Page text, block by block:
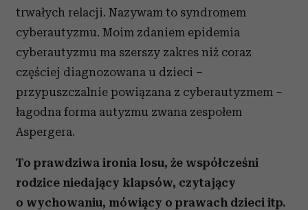
trwałych relacji. Nazywam to syndromem
cyberautyzmu. Moim zdaniem epidemia
cyberautyzmu ma szerszy zakres niż coraz
częściej diagnozowana u dzieci –
przypuszczalnie powiązana z cyberautyzmem –
łagodna forma autyzmu zwana zespołem
Aspergera.
To prawdziwa ironia losu, że współcześni
rodzice niedający klapsów, czytający
o wychowaniu, mówiący o prawach dzieci itp.